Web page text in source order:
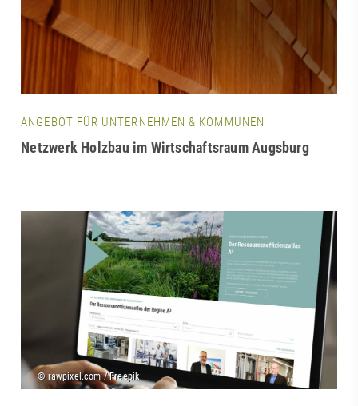
ANGEBOT FÜR UNTERNEHMEN & KOMMUNEN
Netzwerk Holzbau im Wirtschaftsraum Augsburg